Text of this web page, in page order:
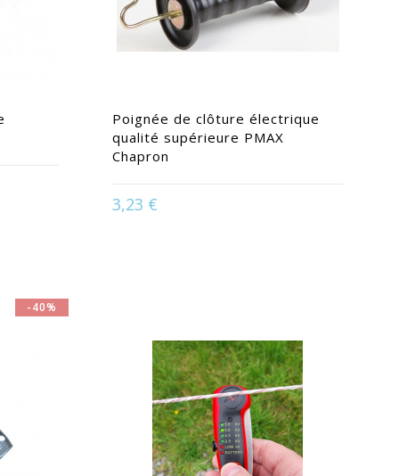
Poignée de clôture électrique
qualité supérieure PMAX
Chapron
3,23 €
-40%